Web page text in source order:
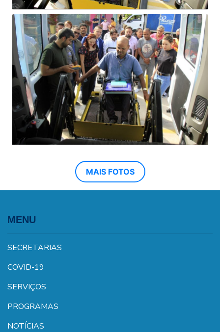
MAIS FOTOS
MENU
SECRETARIAS
COVID-19
SERVIÇOS
PROGRAMAS
NOTÍCIAS